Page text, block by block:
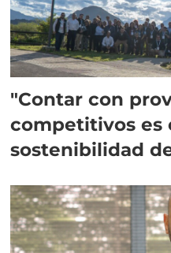
"Contar con
competitivos es
sostenibilidad